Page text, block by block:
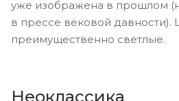
уже изображена в прошлом
в прессе вековой давности).
преимущественно светлые.
Неоклассика